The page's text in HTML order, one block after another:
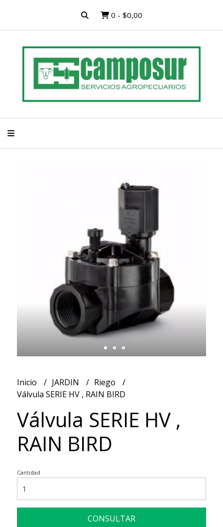
0 - $0,00
Inicio JARDIN
Riego
Válvula SERIE HV , RAIN BIRD
Válvula SERIE HV ,
RAIN BIRD
Cantidad
CONSULTAR